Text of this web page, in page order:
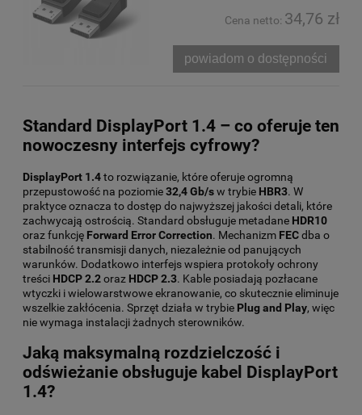
Cena netto: 34,76 zł
powiadom o dostępności
Standard DisplayPort 1.4 – co oferuje ten
nowoczesny interfejs cyfrowy?
DisplayPort 1.4to rozwiązanie, które oferuje ogromną
przepustowość na poziomie32,4 Gb/sw trybie HBR3. W
praktyce oznacza to dostęp do najwyższej jakości detali, które
zachwycają ostrością. Standard obsługuje metadane HDR10
oraz funkcję Forward Error Correction. Mechanizm FECdba o
stabilność transmisji danych, niezależnie od panujących
warunków. Dodatkowo interfejs wspiera protokoły ochrony
treści HDCP 2.2oraz HDCP 2.3. Kable posiadają pozłacane
wtyczki i wielowarstwowe ekranowanie, co skutecznie eliminuje
wszelkie zakłócenia. Sprzęt działa w trybie Plug and Play, więc
nie wymaga instalacji żadnych sterowników.
Jaką maksymalną rozdzielczość i
odświeżanie obsługuje kabel DisplayPort
1.4?